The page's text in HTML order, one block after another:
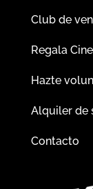
Club de
Regala Cine
Hazte
Alquiler de
Contacto